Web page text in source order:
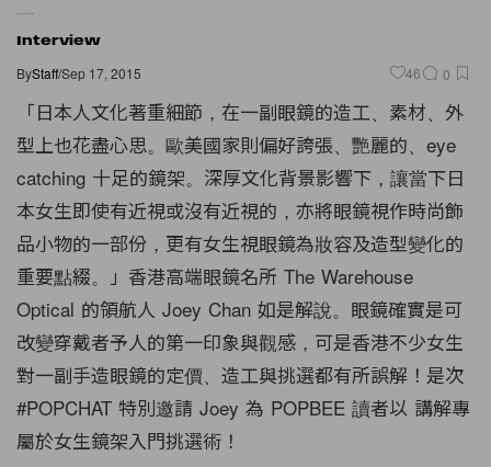
Interview
ByStaff/Sep 17, 2015 46 0
「日本人文化著重細節，在一副眼鏡的造工、素材、外
型上也花盡心思。歐美國家則偏好誇張、艷麗的、eye
catching 十足的鏡架。深厚文化背景影響下，讓當下日
本女生即使有近視或沒有近視的，亦將眼鏡視作時尚飾
品小物的一部份，更有女生視眼鏡為妝容及造型變化的
重要點綴。」香港高端眼鏡名所 The Warehouse
Optical 的領航人 Joey Chan 如是解說。眼鏡確實是可
改變穿戴者予人的第一印象與觀感，可是香港不少女生
對一副手造眼鏡的定價、造工與挑選都有所誤解！是次
#POPCHAT 特別邀請 Joey 為 POPBEE 讀者以 講解專
屬於女生鏡架入門挑選術！